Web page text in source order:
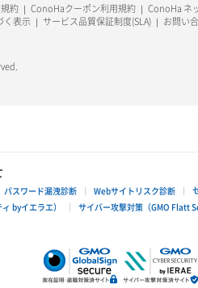
約 ConoHaクーポン利用規約 ConoHa ネ
く表示 サービス品質保証制度(SLA) お問い
パスワード漏洩診断 Webサイトリスク診断
byイエラエ） サイバー攻撃対策（GMO Flatt